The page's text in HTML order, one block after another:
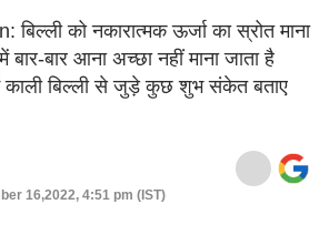
को नकारात्मक ऊर्जा का स्रोत माना
बार-बार आना अच्‍छा नहीं माना जाता है
बिल्ली से जुड़े कुछ शुभ संकेत बताए
16,2022, 4:51 pm (IST)